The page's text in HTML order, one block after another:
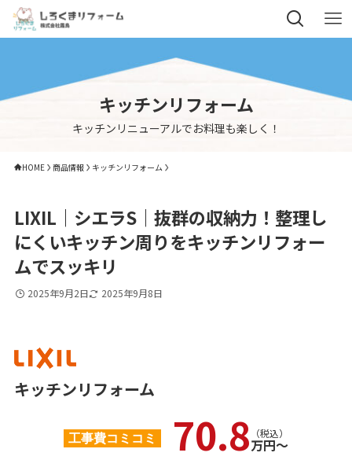
キッチンリフォーム
キッチンリニューアルでお料理も楽しく！
HOME 商品情報 キッチンリフォーム
LIXIL｜シエラS｜抜群の収納力！整理し
にくいキッチン周りをキッチンリフォー
ムでスッキリ
2025年9月2日 2025年9月8日
キッチンリフォーム
工事費コミコミ 70.8 （税込）
万円〜